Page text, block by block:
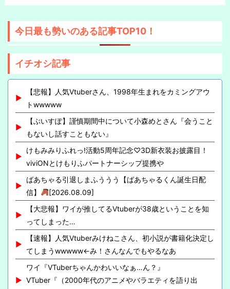
今日最も勢いのある記事TOP10！
イチオシ記事
【悲報】人気Vtuberさん、1998年生まれをカミングアウ
トwwwww
【ぶいすぽ】謹慎期間中について小森めとさん『会うこと
もないし話すこともない』
けもみみりふれっ!活動5周年記念♡3D新衣装お披露目！
viviONとけもりふパートナーシップ提携や
ばあちゃる引退しまふううう【ばあちゃるくん誕生日配
信】
[2026.08.09]
【大悲報】ワイが推してるVtuberが38歳ということを知
ってしまった…
【速報】人気Vtuberみけねこさん、初小説が書籍化決定し
てしまうwwwww←み！さんなんでもやるなあ
ワイ『VTuberちゃんかわいいなぁ…ん？』
VTuber『（2000年代のアニメやバラエティを語り出